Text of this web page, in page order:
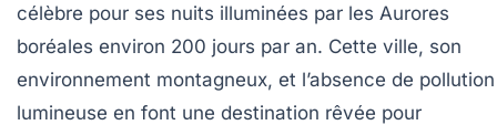
célèbre pour ses nuits illuminées par les Aurores
boréales environ 200 jours par an. Cette ville, son
environnement montagneux, et l’absence de pollution
lumineuse en font une destination rêvée pour